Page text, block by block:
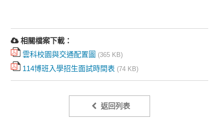
相關檔案下載：
雲科校園與交通配置圖 (365 KB)
114博班入學招生面試時間表 (74 KB)
返回列表